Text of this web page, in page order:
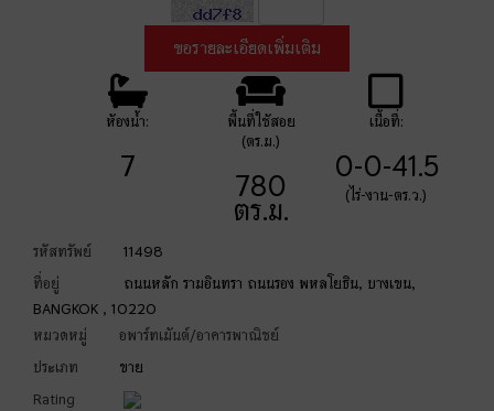
ห้องน้ำ:
7
พื้นที่ใช้สอย
(ตร.ม.)
780
ตร.ม.
เนื้อที่:
0-0-41.5
(ไร่-งาน-ตร.ว.)
รหัสทรัพย์
11498
ที่อยู่
ถนนหลัก รามอินทรา ถนนรอง พหลโยธิน, บางเขน,
BANGKOK , 10220
หมวดหมู่
อพาร์ทเม้นต์/อาคารพาณิชย์
ประเภท
ขาย
Rating